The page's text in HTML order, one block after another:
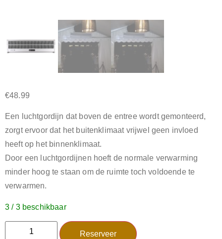
€48.99
Een luchtgordijn dat boven de entree wordt gemonteerd,
zorgt ervoor dat het buitenklimaat vrijwel geen invloed
heeft op het binnenklimaat.
Door een luchtgordijnen hoeft de normale verwarming
minder hoog te staan om de ruimte toch voldoende te
verwarmen.
3 / 3 beschikbaar
Reserveer